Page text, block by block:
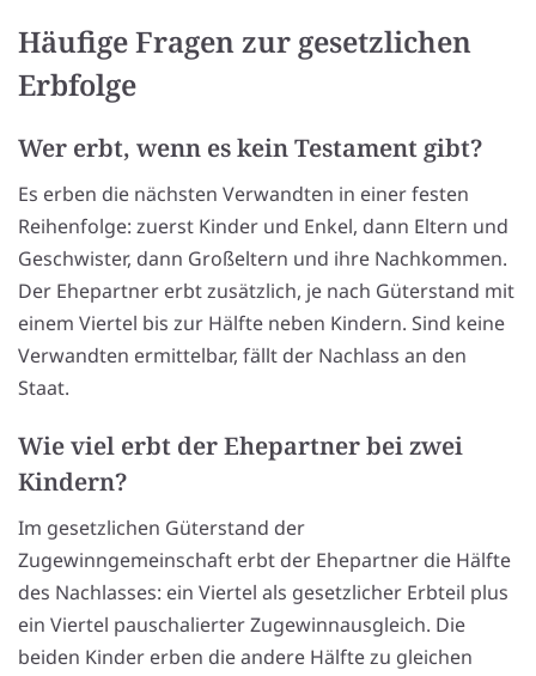
Häufige Fragen zur gesetzlichen
Erbfolge
Wer erbt, wenn es kein Testament gibt?
Es erben die nächsten Verwandten in einer festen
Reihenfolge: zuerst Kinder und Enkel, dann Eltern und
Geschwister, dann Großeltern und ihre Nachkommen.
Der Ehepartner erbt zusätzlich, je nach Güterstand mit
einem Viertel bis zur Hälfte neben Kindern. Sind keine
Verwandten ermittelbar, fällt der Nachlass an den
Staat.
Wie viel erbt der Ehepartner bei zwei
Kindern?
Im gesetzlichen Güterstand der
Zugewinngemeinschaft erbt der Ehepartner die Hälfte
des Nachlasses: ein Viertel als gesetzlicher Erbteil plus
ein Viertel pauschalierter Zugewinnausgleich. Die
beiden Kinder erben die andere Hälfte zu gleichen